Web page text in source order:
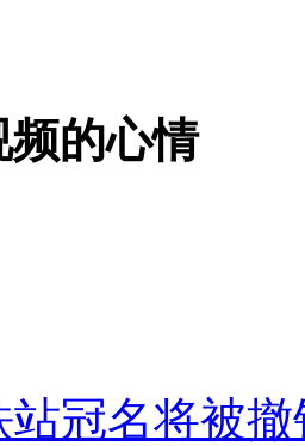
痛下狠手拳打脚踢
的心情
站冠名将被撤